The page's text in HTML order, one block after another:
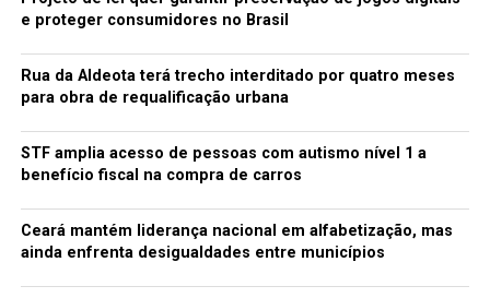
A SEGUIR
até 2050
NÃO PERCA
Tesla supera Ford e General Motors, juntas, em valor de
mercado
Daniela Lima
e proteger consumidores no Brasil
Rua da Aldeota terá trecho interditado por quatro meses
para obra de requalificação urbana
STF amplia acesso de pessoas com autismo nível 1 a
benefício fiscal na compra de carros
Ceará mantém liderança nacional em alfabetização, mas
ainda enfrenta desigualdades entre municípios